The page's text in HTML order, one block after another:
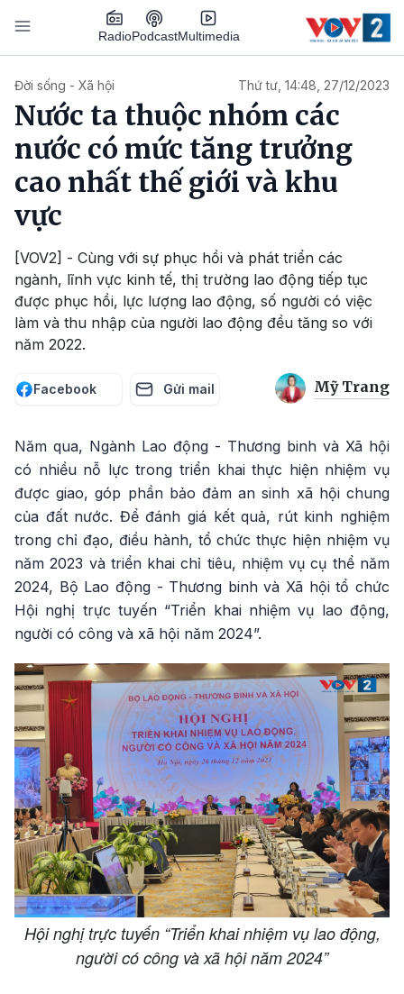
Nhảy đến nội dung
RadioPodcastMultimedia
Đời sống - Xã hội Thứ tư, 14:48, 27/12/2023
Nước ta thuộc nhóm các
nước có mức tăng trưởng
cao nhất thế giới và khu
vực
[VOV2] - Cùng với sự phục hồi và phát triển các
ngành, lĩnh vực kinh tế, thị trường lao động tiếp tục
được phục hồi, lực lượng lao động, số người có việc
làm và thu nhập của người lao động đều tăng so với
năm 2022.
Facebook Gửi mail Mỹ Trang
Năm qua, Ngành Lao động - Thương binh và Xã hội
có nhiều nỗ lực trong triển khai thực hiện nhiệm vụ
được giao, góp phần bảo đảm an sinh xã hội chung
của đất nước. Để đánh giá kết quả, rút kinh nghiệm
trong chỉ đạo, điều hành, tổ chức thực hiện nhiệm vụ
năm 2023 và triển khai chỉ tiêu, nhiệm vụ cụ thể năm
2024, Bộ Lao động - Thương binh và Xã hội tổ chức
Hội nghị trực tuyến “Triển khai nhiệm vụ lao động,
người có công và xã hội năm 2024”.
Hội nghị trực tuyến “Triển khai nhiệm vụ lao động,
người có công và xã hội năm 2024”